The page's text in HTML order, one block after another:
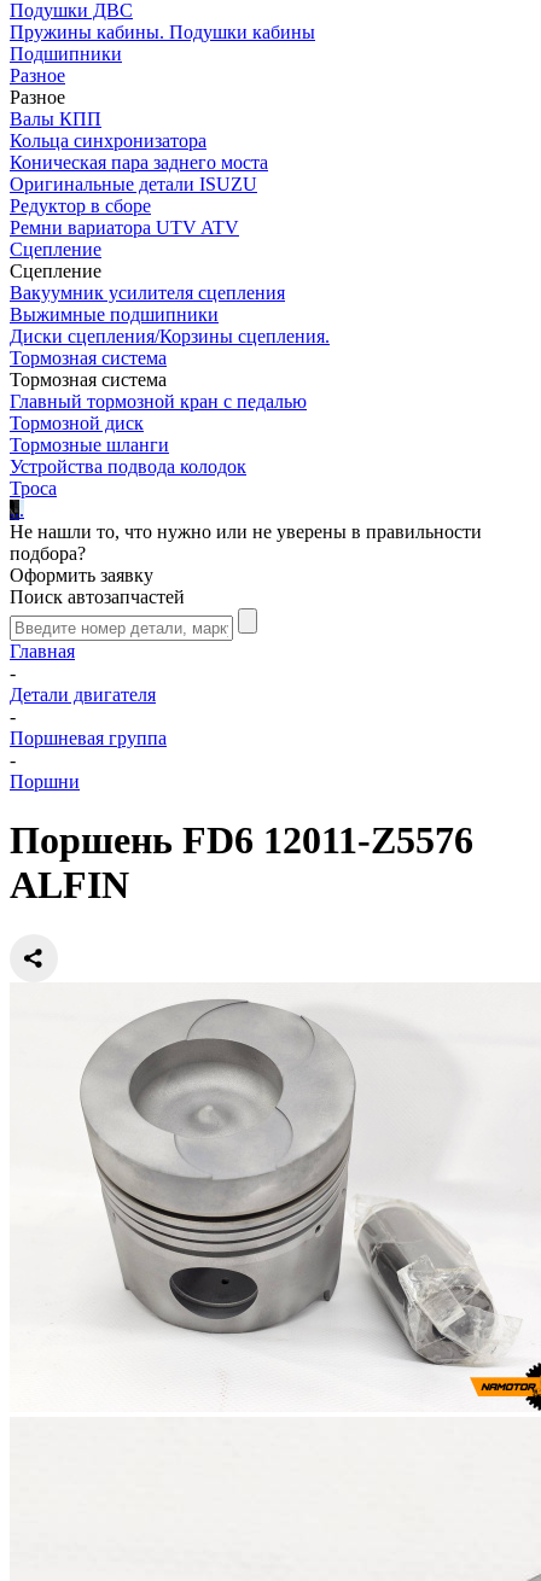
Подушки ДВС
Пружины кабины. Подушки кабины
Подшипники
Разное
Разное
Валы КПП
Кольца синхронизатора
Коническая пара заднего моста
Оригинальные детали ISUZU
Редуктор в сборе
Ремни вариатора UTV ATV
Сцепление
Сцепление
Вакуумник усилителя сцепления
Выжимные подшипники
Диски сцепления/Корзины сцепления.
Тормозная система
Тормозная система
Главный тормозной кран с педалью
Тормозной диск
Тормозные шланги
Устройства подвода колодок
Троса
...
Не нашли то, что нужно или не уверены в правильности
подбора?
Оформить заявку
Поиск автозапчастей
Главная
-
Детали двигателя
-
Поршневая группа
-
Поршни
Поршень FD6 12011-Z5576
ALFIN